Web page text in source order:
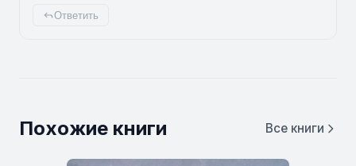
Ответить
Похожие книги Все книги